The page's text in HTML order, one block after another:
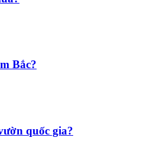
Bắc?
quốc gia?